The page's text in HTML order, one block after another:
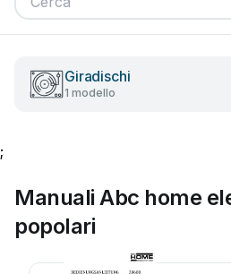
Giradischi
1 modello
;
Manuali Abc home
popolari